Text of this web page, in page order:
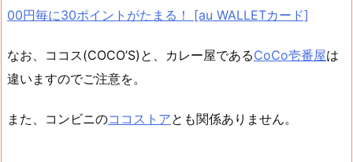
00円毎に30ポイントがたまる！ [au WALLETカード]
なお、ココス(COCO’S)と、カレー屋であるCoCo壱番屋は
違いますのでご注意を。
また、コンビニのココストアとも関係ありません。